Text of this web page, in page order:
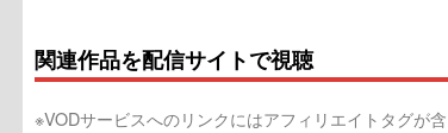
関連作品を配信サイトで視聴
※VODサービスへのリンクにはアフィリエイトタグが